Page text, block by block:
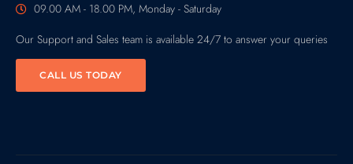
09.00 AM - 18.00 PM, Monday - Saturday
Our Support and Sales team is available 24/7 to answer your queries
CALL US TODAY